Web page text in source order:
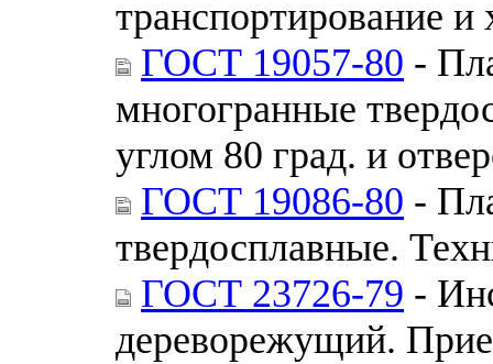
транспортирование и
ГОСТ 19057-80 -
многогранные
углом 80 град. и
ГОСТ 19086-80 -
твердосплавные.
ГОСТ 23726-79 -
дереворежущий.